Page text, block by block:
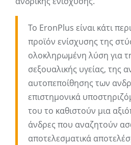
Το EronPlus είναι κάτι
προϊόν ενίσχυσης της
ολοκληρωμένη λύση για
σεξουαλικής υγείας, της
αυτοπεποίθησης των
επιστημονικά
του το καθιστούν μια
άνδρες που αναζητούν
αποτελεσματικά